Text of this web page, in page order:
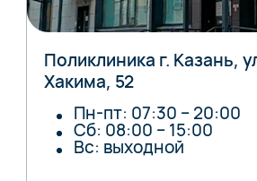
Поликлиника г. Казань,
Хакима, 52
Пн-пт: 07:30 – 20:00
Сб: 08:00 – 15:00
Вс: выходной